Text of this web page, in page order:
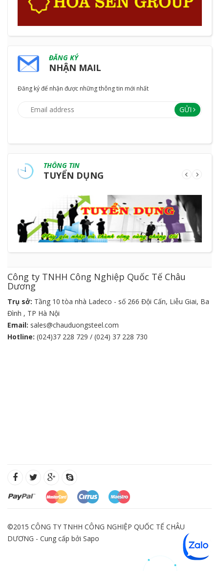
ĐĂNG KÝ
NHẬN MAIL
Đăng ký để nhận được những thông tin mới nhất
GỬI
THÔNG TIN
TUYỂN DỤNG
Công ty TNHH Công Nghiệp Quốc Tế Châu
Dương
Trụ sở: Tầng 10 tòa nhà Ladeco - số 266 Đội Cấn, Liễu Giai, Ba
Đình , TP Hà Nội
Email: sales@chauduongsteel.com
Hotline: (024)37 228 729 / (024) 37 228 730
©2015 CÔNG TY TNHH CÔNG NGHIỆP QUỐC TẾ CHÂU
DƯƠNG - Cung cấp bởi Sapo